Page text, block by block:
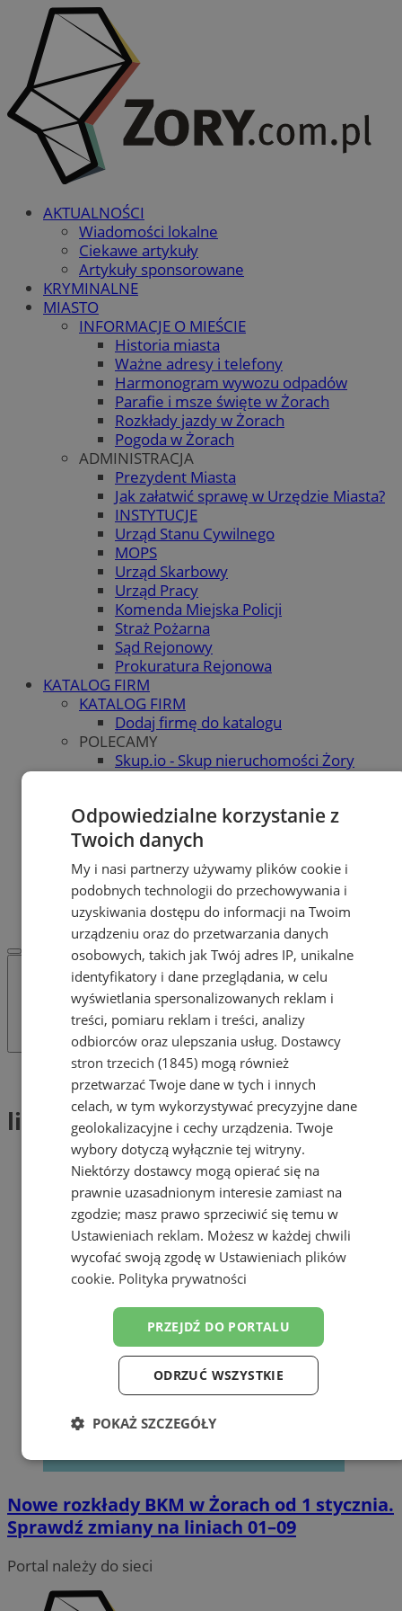
AKTUALNOŚCI
Wiadomości lokalne
Ciekawe artykuły
Artykuły sponsorowane
KRYMINALNE
MIASTO
INFORMACJE O MIEŚCIE
Historia miasta
Ważne adresy i telefony
Harmonogram wywozu odpadów
Parafie i msze święte w Żorach
Rozkłady jazdy w Żorach
Pogoda w Żorach
ADMINISTRACJA
Prezydent Miasta
Jak załatwić sprawę w Urzędzie Miasta?
INSTYTUCJE
Urząd Stanu Cywilnego
MOPS
Urząd Skarbowy
Urząd Pracy
Komenda Miejska Policji
Straż Pożarna
Sąd Rejonowy
Prokuratura Rejonowa
KATALOG FIRM
KATALOG FIRM
Dodaj firmę do katalogu
POLECAMY
Skup.io - Skup nieruchomości Żory
Dodaj ogłoszenie
POLECAMY
Protocol IT
Pracuj.pl - praca w Żorach
REKLAMA
WSPÓŁPRACA
Tag: linia 09 Industrialna
linia 09 Industrialna (1)
Nowe rozkłady BKM w Żorach od 1 stycznia.
Sprawdź zmiany na liniach 01–09
Portal należy do sieci
Odpowiedzialne korzystanie z
Twoich danych
My i nasi partnerzy używamy plików cookie i
podobnych technologii do przechowywania i
uzyskiwania dostępu do informacji na Twoim
urządzeniu oraz do przetwarzania danych
osobowych, takich jak Twój adres IP, unikalne
identyfikatory i dane przeglądania, w celu
wyświetlania spersonalizowanych reklam i
treści, pomiaru reklam i treści, analizy
odbiorców oraz ulepszania usług. Dostawcy
stron trzecich (1845) mogą również
przetwarzać Twoje dane w tych i innych
celach, w tym wykorzystywać precyzyjne dane
geolokalizacyjne i cechy urządzenia. Twoje
wybory dotyczą wyłącznie tej witryny.
Niektórzy dostawcy mogą opierać się na
prawnie uzasadnionym interesie zamiast na
zgodzie; masz prawo sprzeciwić się temu w
Ustawieniach reklam. Możesz w każdej chwili
wycofać swoją zgodę w Ustawieniach plików
cookie. Polityka prywatności
PRZEJDŹ DO PORTALU
ODRZUĆ WSZYSTKIE
POKAŻ SZCZEGÓŁY
Niezbędne Wydajność Targetowanie
Funkcjonalność Niesklasyfikowane